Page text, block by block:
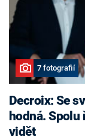
7 fotografií
Decroix: Se
hodná.
vidět